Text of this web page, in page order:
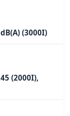
(3000I)
(2000I),